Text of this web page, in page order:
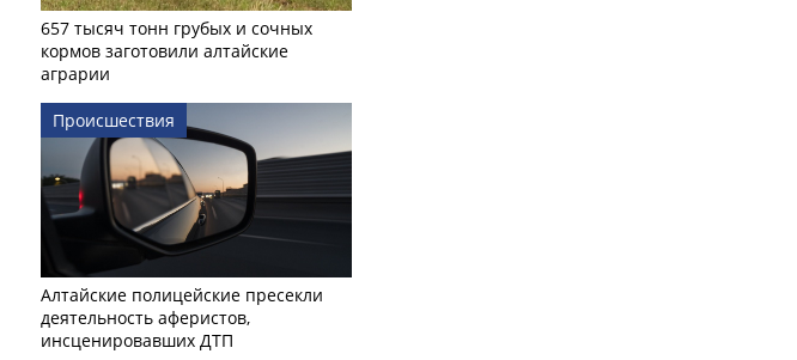
657 тысяч тонн грубых и сочных
кормов заготовили алтайские
аграрии
Происшествия
Алтайские полицейские пресекли
деятельность аферистов,
инсценировавших ДТП